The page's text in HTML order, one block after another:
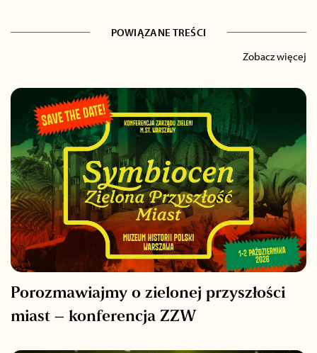
POWIĄZANE TREŚCI
Zobacz więcej
Porozmawiajmy o zielonej przyszłości
miast – konferencja ZZW